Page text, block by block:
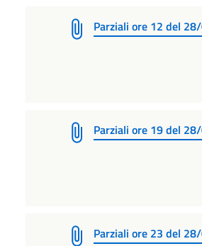
Parziali ore 12 del
Parziali ore 19 del
Parziali ore 23 del